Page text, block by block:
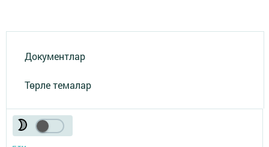
Документлар
Төрле темалар